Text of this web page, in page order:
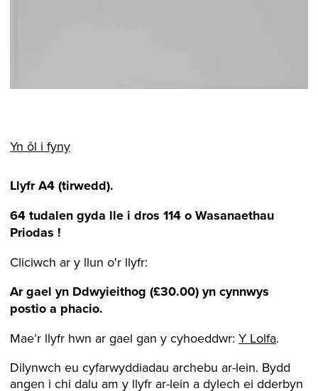
Yn ôl i fyny
Llyfr A4 (tirwedd).
64 tudalen gyda lle i dros 114 o Wasanaethau
Priodas !
Cliciwch ar y llun o'r llyfr:
Ar gael yn Ddwyieithog (£30.00)yn cynnwys
postio a phacio.
Mae’r llyfr hwn ar gael gan y cyhoeddwr: Y Lolfa.
Dilynwch eu cyfarwyddiadau archebu ar-lein. Bydd
angen i chi dalu am y llyfr ar-lein a dylech ei dderbyn